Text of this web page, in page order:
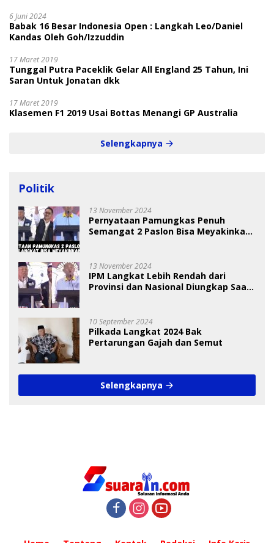
6 Juni 2024
Babak 16 Besar Indonesia Open : Langkah Leo/Daniel
Kandas Oleh Goh/Izzuddin
17 Maret 2019
Tunggal Putra Paceklik Gelar All England 25 Tahun, Ini
Saran Untuk Jonatan dkk
17 Maret 2019
Klasemen F1 2019 Usai Bottas Menangi GP Australia
Selengkapnya
Politik
13 November 2024
Pernyataan Pamungkas Penuh
Semangat 2 Paslon Bisa Meyakinkan
13 November 2024
IPM Langkat Lebih Rendah dari
Provinsi dan Nasional Diungkap Saat
10 September 2024
Pilkada Langkat 2024 Bak
Pertarungan Gajah dan Semut
Selengkapnya